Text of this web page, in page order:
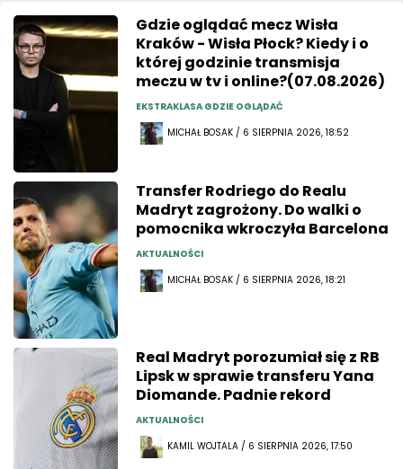
Gdzie oglądać mecz Wisła
Kraków - Wisła Płock? Kiedy i o
której godzinie transmisja
meczu w tv i online?(07.08.2026)
EKSTRAKLASA GDZIE OGLĄDAĆ
MICHAŁ BOSAK / 6 SIERPNIA 2026, 18:52
Transfer Rodriego do Realu
Madryt zagrożony. Do walki o
pomocnika wkroczyła Barcelona
AKTUALNOŚCI
MICHAŁ BOSAK / 6 SIERPNIA 2026, 18:21
Real Madryt porozumiał się z RB
Lipsk w sprawie transferu Yana
Diomande. Padnie rekord
AKTUALNOŚCI
KAMIL WOJTALA / 6 SIERPNIA 2026, 17:50